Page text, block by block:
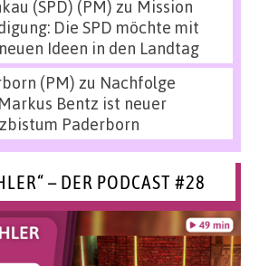
(SPD) (PM) zu Mission
Die SPD möchte mit
Ideen in den Landtag
(PM) zu Nachfolge
Bentz ist neuer
Paderborn
– DER PODCAST #28